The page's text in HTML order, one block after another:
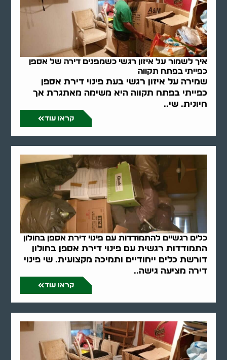
איך לשמור על איזון רגשי כשמפנים דירה של אספן
כפייתי בפתח תקווה
שמירה על איזון רגשי בעת פינוי דירת אספן
כפייתי בפתח תקווה היא משימה מאתגרת אך
חיונית. שי..
קראו עוד
כלים רגשיים להתמודדות עם פינוי דירת אספן בחולון
התמודדות רגשית עם פינוי דירת אספן בחולון
דורשת כלים ייחודיים ותמיכה מקצועית. שי פינוי
דירה מציעה גישה..
קראו עוד